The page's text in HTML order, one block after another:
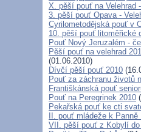
X. pěší pouť na Velehrad
3. pěší pouť Opava -
Cyrilometodějská pouť v
10. pěší pouť litoměřické
Pouť Nový Jeruzalém -
Pěší pouť na velehrad
(01.06.2010)
Dívčí pěší pouť 2010
Pouť za záchranu životů
Františkánská pouť
Pouť na Peregrinek 2010
Pekařská pouť ke cti
II. pouť mládeže k
VII. pěší pouť z Kobylí